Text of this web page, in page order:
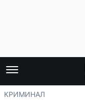
КРИМИНАЛ